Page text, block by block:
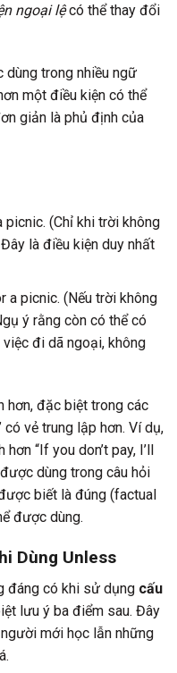
ngoại lệcó thể thay đổi
dùng trong nhiều ngữ
một điều kiện có thể
giản là phủ định của
(Chỉ khi trời không
là điều kiện duy nhất
picnic. (Nếu trời không
ý rằng còn có thể có
đi dã ngoại, không
hơn, đặc biệt trong các
vẻ trung lập hơn. Ví dụ,
“If you don’t pay, I’ll
dùng trong câu hỏi
biết là đúng (factual
được dùng.
Dùng Unless
đáng có khi sử dụng cấu
lưu ý ba điểm sau. Đây
mới học lẫn những